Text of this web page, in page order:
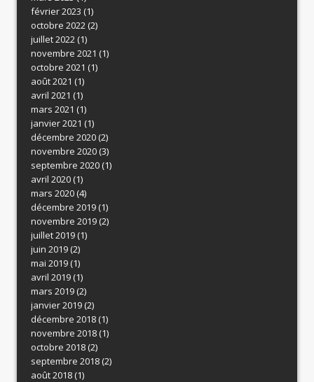
février 2023 (1)
octobre 2022(2)
juillet 2022(1)
novembre 2021 (1)
octobre 2021 (1)
août 2021 (1)
avril 2021 (1)
mars 2021 (1)
janvier 2021 (1)
décembre 2020(2)
novembre 2020(3)
septembre 2020(1)
avril 2020(1)
mars 2020(4)
décembre 2019(1)
novembre 2019(2)
juillet 2019(1)
juin 2019(2)
mai 2019(1)
avril 2019(1)
mars 2019(2)
janvier 2019(2)
décembre 2018(1)
novembre 2018(1)
octobre 2018(2)
septembre 2018(2)
août 2018(1)